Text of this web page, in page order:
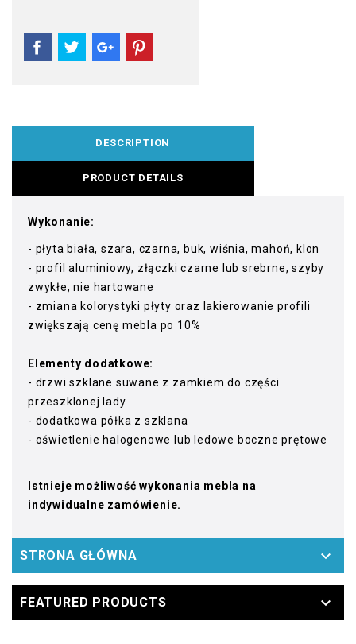
DESCRIPTION
PRODUCT DETAILS
Wykonanie:
- płyta biała, szara, czarna, buk, wiśnia, mahoń, klon
- profil aluminiowy, złączki czarne lub srebrne, szyby
zwykłe, nie hartowane
- zmiana kolorystyki płyty oraz lakierowanie profili
zwiększają cenę mebla po 10%
Elementy dodatkowe:
- drzwi szklane suwane z zamkiem do części
przeszklonej lady
- dodatkowa półka z szklana
- oświetlenie halogenowe lub ledowe boczne prętowe
Istnieje możliwość wykonania mebla na
indywidualne zamówienie.
STRONA GŁÓWNA 
FEATURED PRODUCTS 